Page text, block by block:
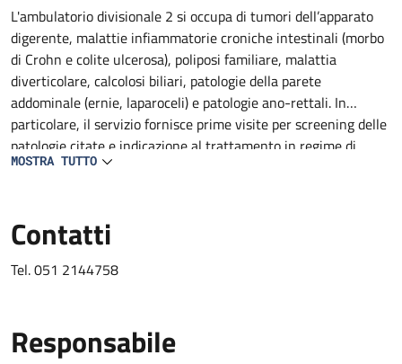
Descrizione
L'ambulatorio divisionale 2 si occupa di tumori dell’apparato
digerente, malattie infiammatorie croniche intestinali (morbo
di Crohn e colite ulcerosa), poliposi familiare, malattia
diverticolare, calcolosi biliari, patologie della parete
addominale (ernie, laparoceli) e patologie ano-rettali. In
particolare, il servizio fornisce prime visite per screening delle
patologie citate e indicazione al trattamento in regime di
ricovero, Day Surgery, amulatoriale ed inserimento nelle
MOSTRA TUTTO
Contatti
Tel. 051 2144758
Responsabile